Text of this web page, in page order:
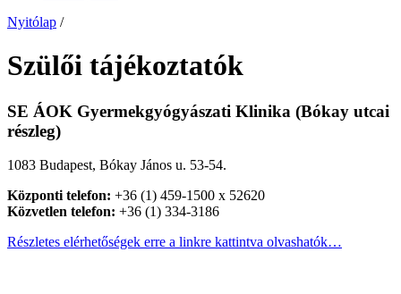
Nyitólap /
Szülői tájékoztatók
SE ÁOK Gyermekgyógyászati Klinika (Bókay utcai
részleg)
1083 Budapest, Bókay János u. 53-54.
Központi telefon: +36 (1) 459-1500 x 52620
Közvetlen telefon: +36 (1) 334-3186
Részletes elérhetőségek erre a linkre kattintva olvashatók…